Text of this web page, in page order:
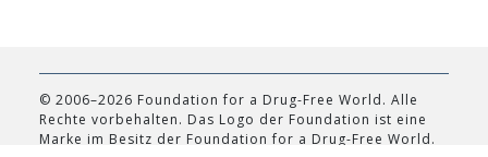
© 2006–2026 Foundation for a Drug-Free World. Alle
Rechte vorbehalten. Das Logo der Foundation ist eine
Marke im Besitz der Foundation for a Drug-Free World.